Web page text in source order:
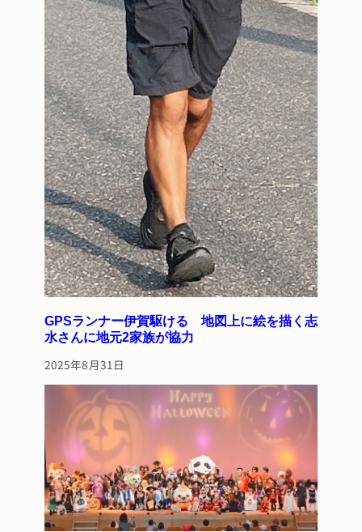
GPSランナー伊賀駆ける 地図上に絵を描く志
水さんに地元2家族が協力
2025年8月31日